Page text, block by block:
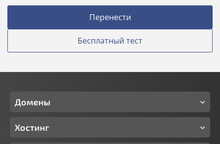
Перенести
Бесплатный тест
Домены
Хостинг